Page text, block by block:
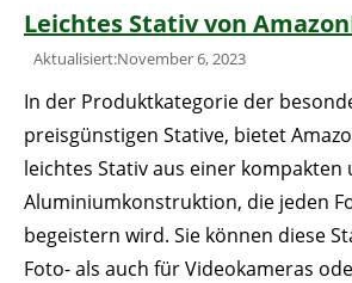
Leichtes Stativ von
Aktualisiert:November 6, 2023
In der Produktkategorie der
preisgünstigen Stative, bietet
leichtes Stativ aus einer
Aluminiumkonstruktion, die jeden
begeistern wird. Sie können diese
Foto- als auch für Videokameras